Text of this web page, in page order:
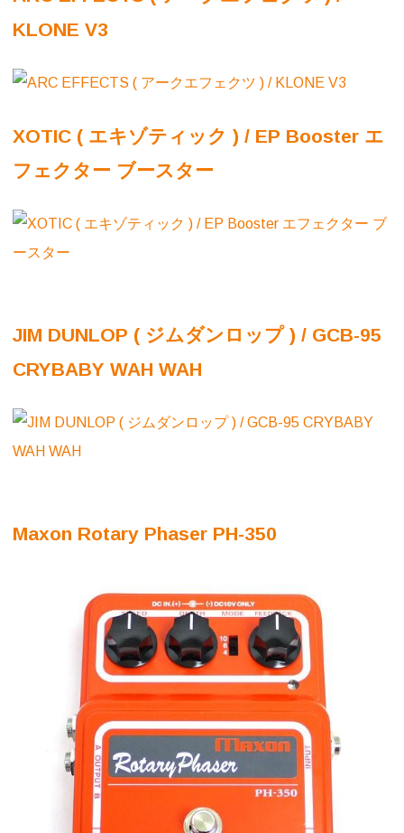
KLONE V3
XOTIC ( エキゾティック ) / EP Booster エ
フェクター ブースター
JIM DUNLOP ( ジムダンロップ ) / GCB-95
CRYBABY WAH WAH
Maxon Rotary Phaser PH-350